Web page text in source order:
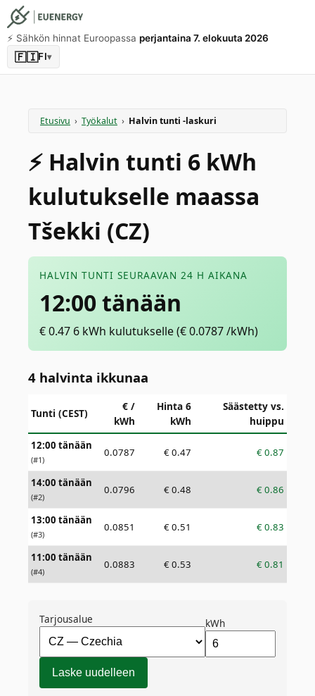
⚡️ Sähkön hinnat Euroopassa perjantaina 7. elokuuta 2026
🇫🇮FI▾
Etusivu › Työkalut › Halvin tunti -laskuri
⚡️ Halvin tunti 6 kWh
kulutukselle maassa
Tšekki (CZ)
HALVIN TUNTI SEURAAVAN 24 H AIKANA
12:00 tänään
€0.47 6 kWh kulutukselle(€0.0787/kWh)
4 halvinta ikkunaa
Tunti (CEST)
€ /
kWh
Hinta 6
kWh
Säästetty vs.
huippu
12:00 tänään
(#1)
0.0787 €0.47 €0.87
14:00 tänään
(#2)
0.0796 € 0.48 €0.86
13:00 tänään
(#3)
0.0851 €0.51 €0.83
11:00 tänään
(#4)
0.0883 € 0.53 €0.81
Tarjousalue kWh
Laske uudelleen